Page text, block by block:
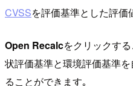
CVSSを評価基準とした評価
Open Recalcをクリックす
状評価基準と環境評価基準
ることができます｡